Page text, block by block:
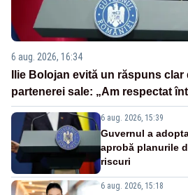
6 aug. 2026, 16:34
Ilie Bolojan evită un răspuns
partenerei sale: „Am respectat
6 aug. 2026, 15:39
Guvernul a
aprobă planurile
riscuri
6 aug. 2026, 15:18